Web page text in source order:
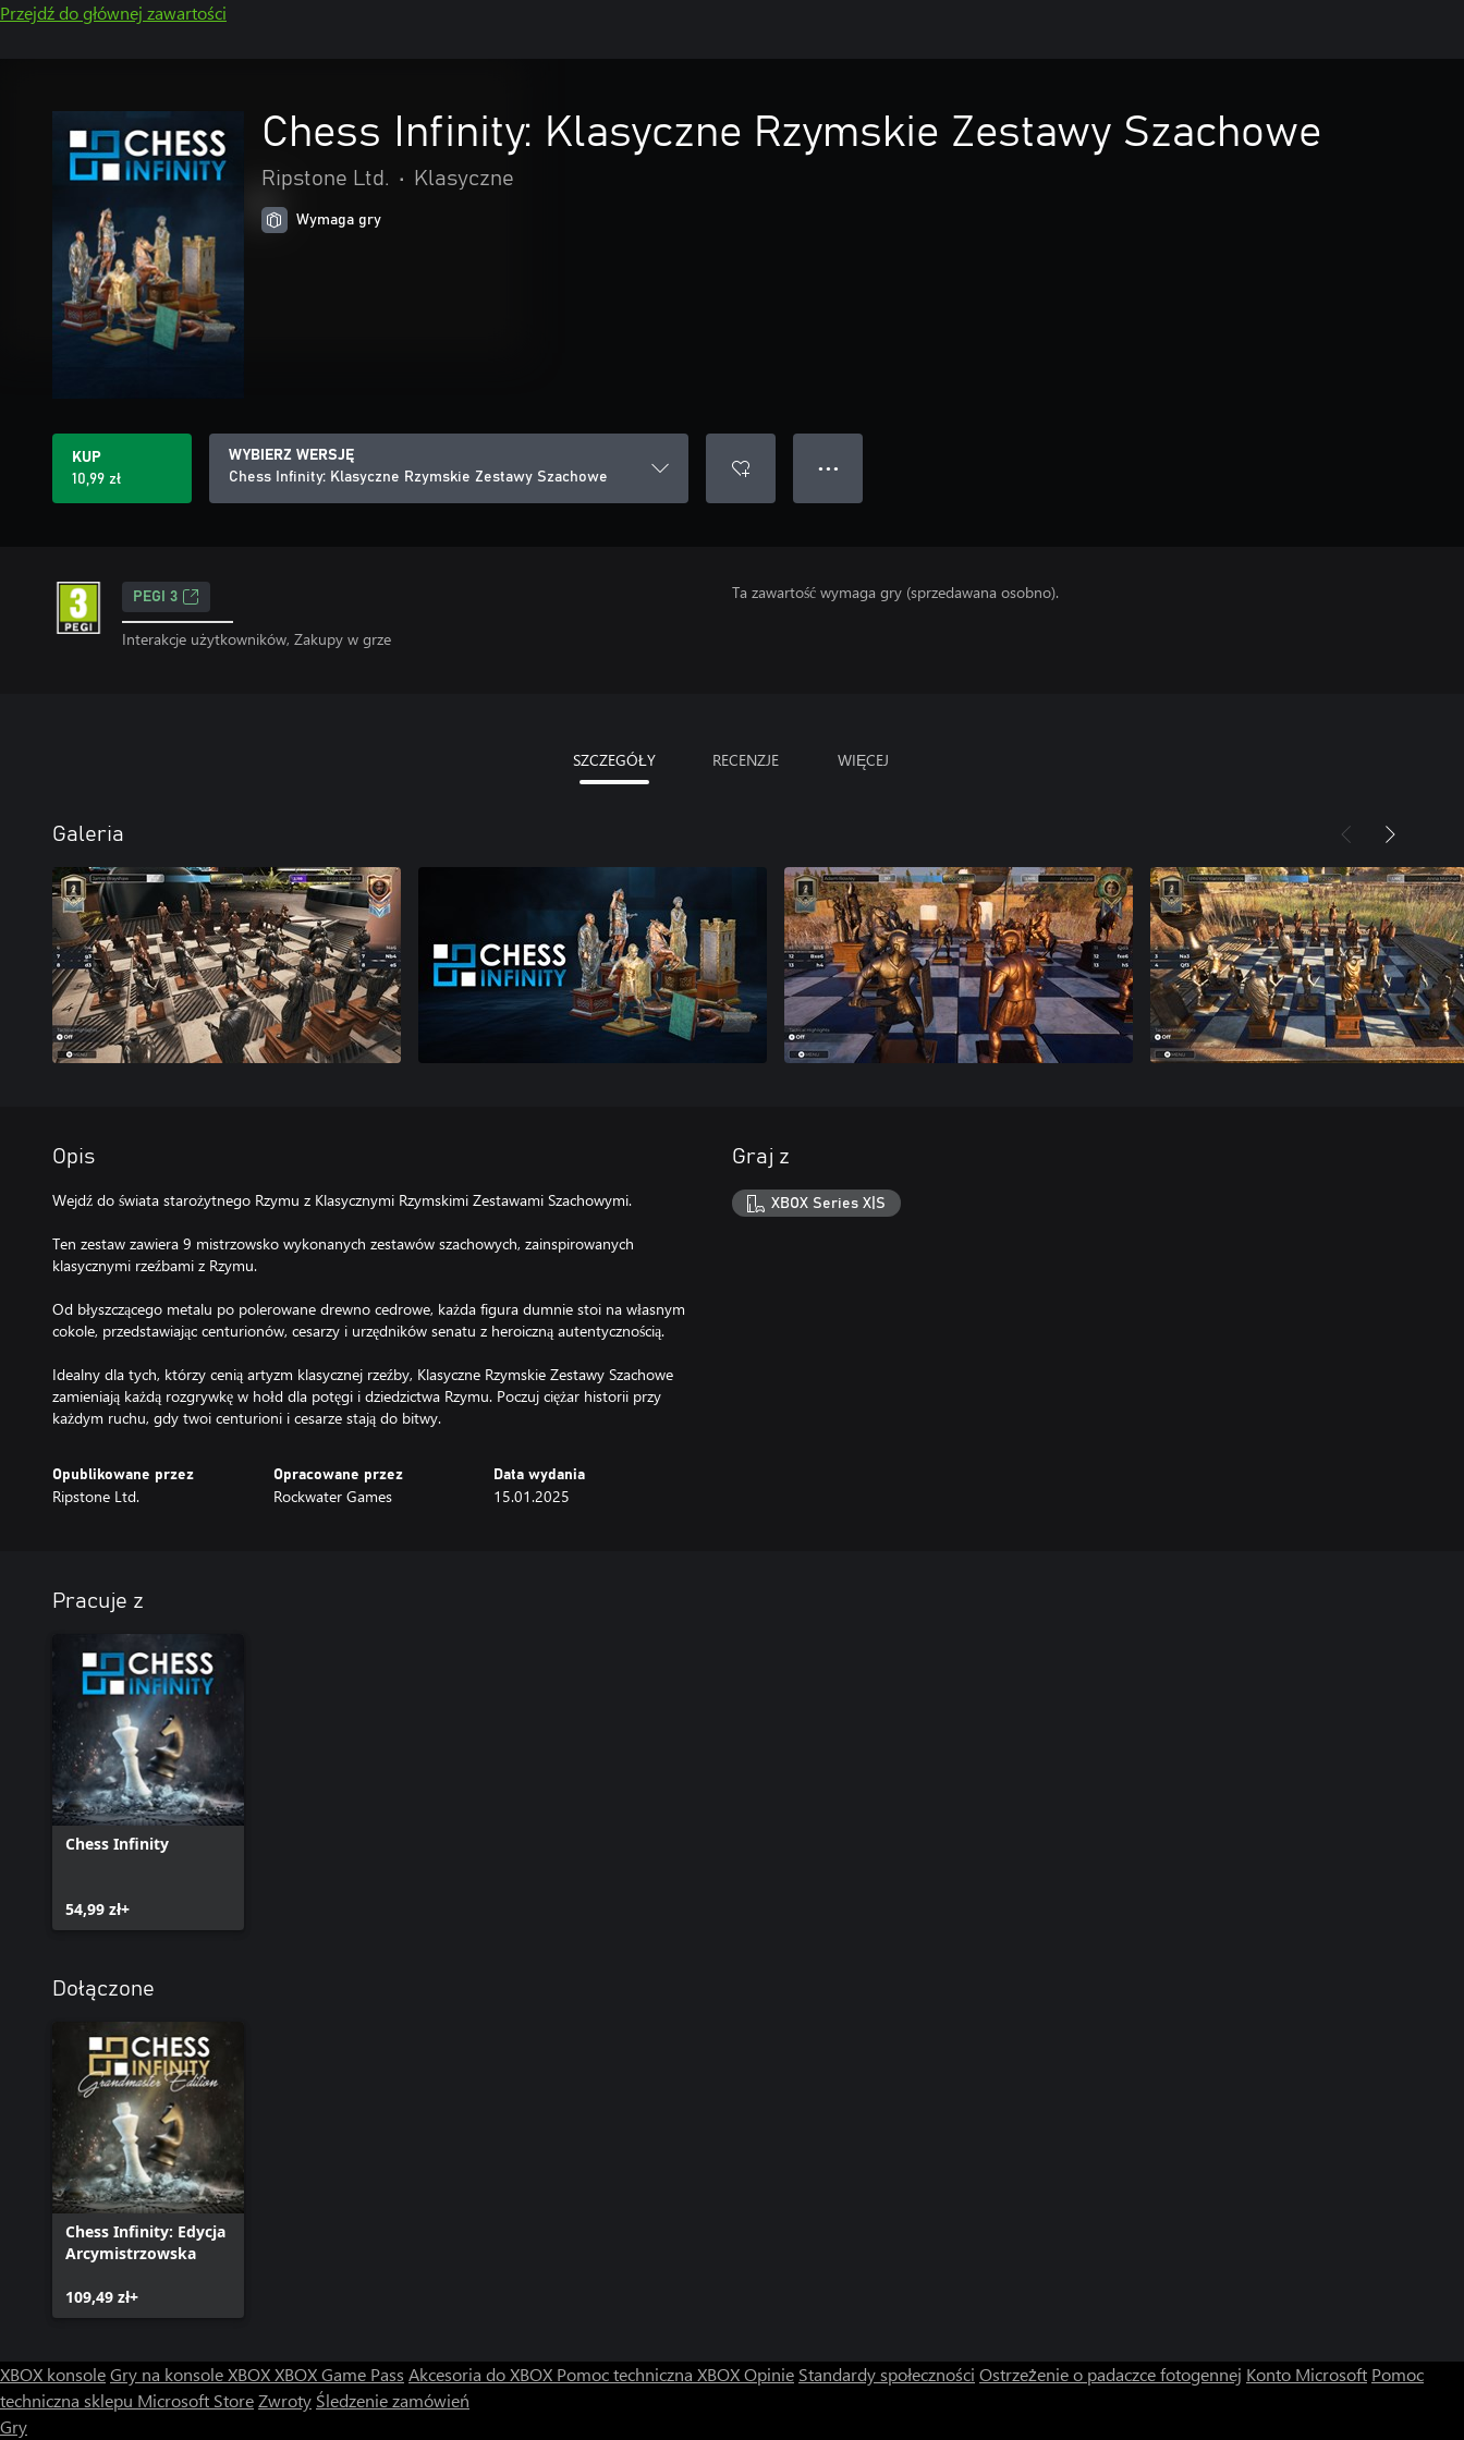
Przejdź do głównej zawartości
Chess Infinity: Klasyczne Rzymskie Zestawy Szachowe
Ripstone Ltd. • Klasyczne
Wymaga gry
KUP
10,99 zł
WYBIERZ WERSJĘ
Chess Infinity: Klasyczne Rzymskie Zestawy Szachowe
● ● ●
PEGI 3
Interakcje użytkowników, Zakupy w grze
Ta zawartość wymaga gry (sprzedawana osobno).
SZCZEGÓŁY RECENZJE WIĘCEJ
Galeria
Opis
Wejdź do świata starożytnego Rzymu z Klasycznymi Rzymskimi Zestawami Szachowymi.
Ten zestaw zawiera 9 mistrzowsko wykonanych zestawów szachowych, zainspirowanych
klasycznymi rzeźbami z Rzymu.
Od błyszczącego metalu po polerowane drewno cedrowe, każda figura dumnie stoi na własnym
cokole, przedstawiając centurionów, cesarzy i urzędników senatu z heroiczną autentycznością.
Idealny dla tych, którzy cenią artyzm klasycznej rzeźby, Klasyczne Rzymskie Zestawy Szachowe
zamieniają każdą rozgrywkę w hołd dla potęgi i dziedzictwa Rzymu. Poczuj ciężar historii przy
każdym ruchu, gdy twoi centurioni i cesarze stają do bitwy.
Opublikowane przez
Ripstone Ltd.
Opracowane przez
Rockwater Games
Data wydania
15.01.2025
Graj z
XBOX Series X|S
Pracuje z
Chess Infinity
54,99 zł+
Dołączone
Chess Infinity: Edycja
Arcymistrzowska
109,49 zł+
XBOX konsoleGry na konsole XBOXXBOX Game Pass Akcesoria do XBOX Pomoc techniczna XBOXOpinie Standardy społeczności Ostrzeżenie o padaczce fotogennej Konto Microsoft Pomoc
techniczna sklepu Microsoft StoreZwroty Śledzenie zamówień
Gry